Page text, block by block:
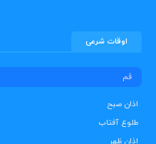
اوقات شرعی
اذان صبح
طلوع آفتاب
اذان ظهر